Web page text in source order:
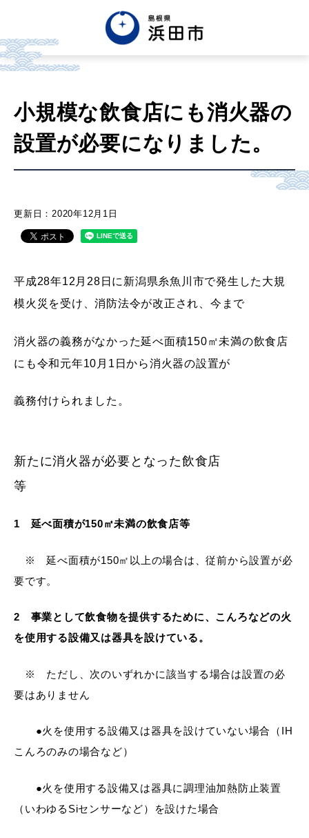
한글 Tiếng việt Tagalog
市政情報
くらし・手続き・
教育・文化・スポーツ
場面から探す
教育 出会い・結婚
引っ越し・住まい
小規模な飲食店にも消火器の
設置が必要になりました。
更新日：2020年12月1日
平成28年12月28日に新潟県糸魚川市で発生した 大規
模火災を受け、消防法令が改正され、今まで
消火器の義務がなかった延べ面積150㎡未満の飲食店
にも令和元年10月1日から消火器の設置が
義務付けられました。
新たに消火器が必要となった飲食店
等
1 延べ面積が150㎡未満の飲食店等
※ 延べ面積が150㎡以上の場合は、従前から設置が必
要です。
2 事業として飲食物を提供するために、こんろなどの火
を使用する設備又は器具を設けている。
※ ただし、次のいずれかに該当する場合は設置の必
要はありません
●火を使用する設備又は器具を設けていない場合（IH
こんろのみの場合など）
●火を使用する設備又は器具に調理油加熱防止装置
（いわゆるSiセンサーなど）を設けた場合